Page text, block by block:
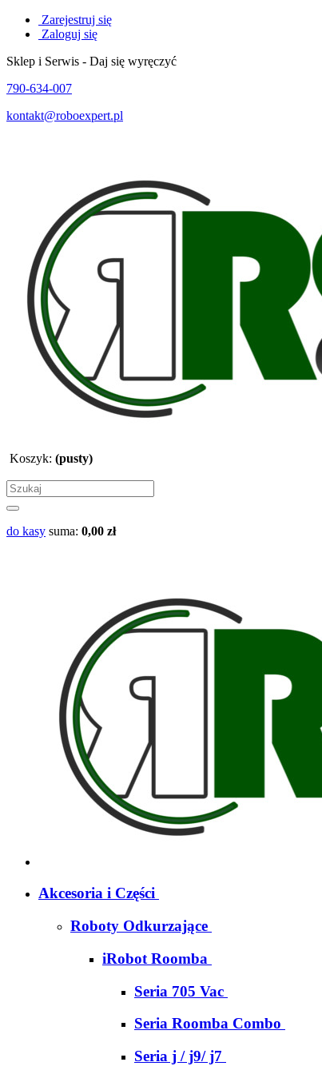
Zarejestruj się
Zaloguj się
Sklep i Serwis - Daj się wyręczyć
790-634-007
kontakt@roboexpert.pl
Koszyk: (pusty)
do kasy suma: 0,00 zł
Akcesoria i Części
Roboty Odkurzające
iRobot Roomba
Seria 705 Vac
Seria Roomba Combo
Seria j / j9/ j7